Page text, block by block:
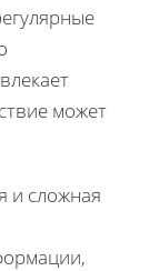
может
и сложная